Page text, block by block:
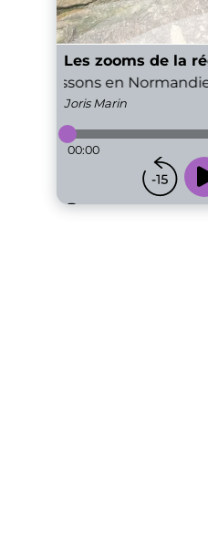
hérissons en Normandie
Joris Marin
00:00